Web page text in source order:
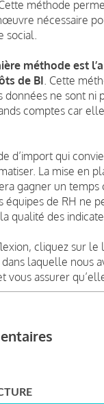
méthode
nécessaire
social.
méthode est
de BI . Cette
données ne sont ni
comptes car
d’import qui
La mise en
gagner un
équipes de RH ne
qualité des
cliquez sur
laquelle nous
vous assurer